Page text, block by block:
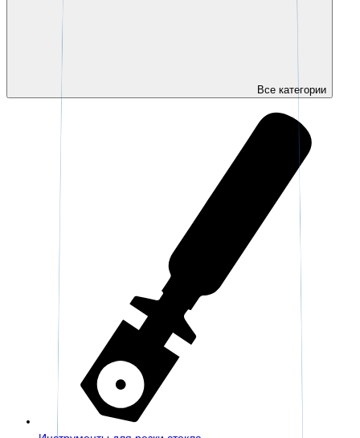
Все категории